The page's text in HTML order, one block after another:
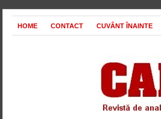
HOME CONTACT CUVÂNT ÎNAINTE